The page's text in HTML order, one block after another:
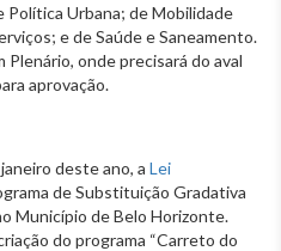
Urbana; de Mobilidade
e de Saúde e Saneamento.
onde precisará do aval
aprovação.
deste ano, a Lei
de Substituição Gradativa
Município de Belo Horizonte.
do programa “Carreto do